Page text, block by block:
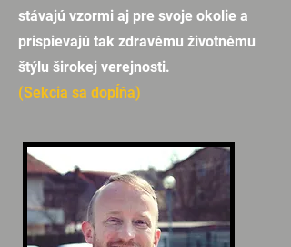
stávajú vzormi aj pre svoje okolie a
prispievajú tak zdravému životnému
štýlu širokej verejnosti.
(Sekcia sa dopĺňa)